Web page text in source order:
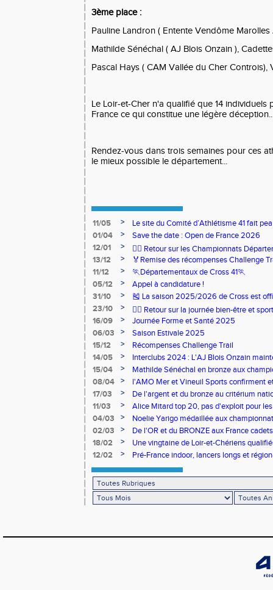
3ème place :
Pauline Landron ( Entente Vendôme Marolles
Mathilde Sénéchal ( AJ Blois Onzain ),
Pascal Hays ( CAM Vallée du Cher Controis),
Le Loir-et-Cher n'a qualifié que 14 individuels
France ce qui constitue une légère
Rendez-vous dans trois semaines pour ces
le mieux possible le département...
11/05 >
Le site du Comité d’Athlétisme 41 fait
01/04
>
Save the date : Open de France 2026
12/01
>
🏃‍♂️ Retour sur les Championnats
13/12
>
🏅Remise des récompenses Challenge
11/12
>
🏃Départementaux de Cross 41🏃
05/12
>
Appel à candidature !
31/10
>
🎽 La saison 2025/2026 de Cross est
23/10
>
🧘‍♀️ Retour sur la journée bien-être et
16/09
>
Journée Forme et Santé 2025
06/03
>
Saison Estivale 2025
15/12
>
Récompenses Challenge Trail
14/05
>
Interclubs 2024 : L'AJ Blois Onzain
Romorantin en N2B
15/04 >
Mathilde Sénéchal en bronze aux
08/04
>
l'AMO Mer et Vineuil Sports confirment
benjamins
17/03 >
De l'argent et du bronze au critérium
11/03
>
Alice Mitard top 20, pas d'exploit pour
04/03
>
Noelie Yarigo médaillée aux
02/03
>
De l'OR et du BRONZE aux France
18/02
>
Une vingtaine de Loir-et-Chériens
12/02
> Pré-France indoor, lancers longs et